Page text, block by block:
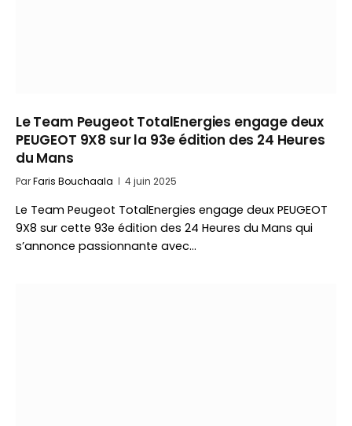
Le Team Peugeot TotalEnergies engage deux
PEUGEOT 9X8 sur la 93e édition des 24 Heures
du Mans
ParFaris Bouchaala 4 juin 2025
Le Team Peugeot TotalEnergies engage deux PEUGEOT
9X8 sur cette 93e édition des 24 Heures du Mans qui
s’annonce passionnante avec…